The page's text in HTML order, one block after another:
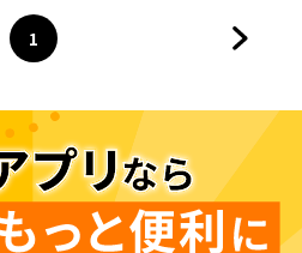
ページ
1
へ